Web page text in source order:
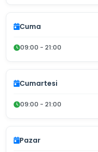
Cuma
09:00 - 21:00
Cumartesi
09:00 - 21:00
Pazar